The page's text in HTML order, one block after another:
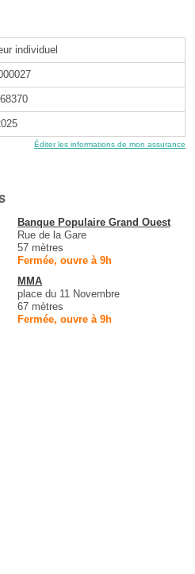
individuel
Éditer les informations de mon assurance
Banque Populaire Grand Ouest
Rue de la Gare
57 mètres
Fermée, ouvre à 9h
MMA
place du 11 Novembre
67 mètres
Fermée, ouvre à 9h